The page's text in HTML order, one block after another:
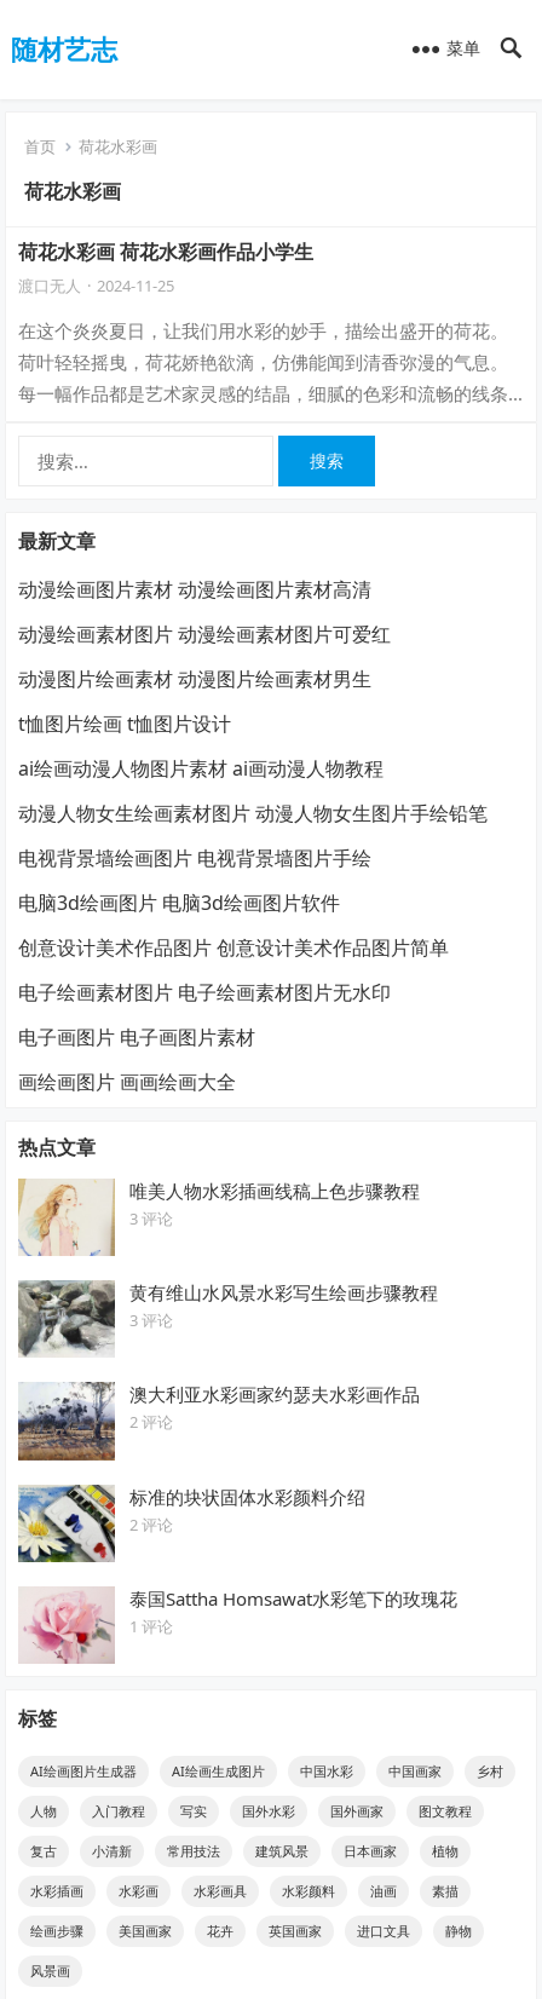
随材艺志 菜单
首页 荷花水彩画
荷花水彩画
荷花水彩画 荷花水彩画作品小学生
渡口无人 · 2024-11-25
在这个炎炎夏日，让我们用水彩的妙手，描绘出盛开的荷花。
荷叶轻轻摇曳，荷花娇艳欲滴，仿佛能闻到清香弥漫的气息。
每一幅作品都是艺术家灵感的结晶，细腻的色彩和流畅的线条
最新文章
动漫绘画图片素材 动漫绘画图片素材高清
动漫绘画素材图片 动漫绘画素材图片可爱红
动漫图片绘画素材 动漫图片绘画素材男生
t恤图片绘画 t恤图片设计
ai绘画动漫人物图片素材 ai画动漫人物教程
动漫人物女生绘画素材图片 动漫人物女生图片手绘铅笔
电视背景墙绘画图片 电视背景墙图片手绘
电脑3d绘画图片 电脑3d绘画图片软件
创意设计美术作品图片 创意设计美术作品图片简单
电子绘画素材图片 电子绘画素材图片无水印
电子画图片 电子画图片素材
画绘画图片 画画绘画大全
热点文章
唯美人物水彩插画线稿上色步骤教程
3 评论
黄有维山水风景水彩写生绘画步骤教程
3 评论
澳大利亚水彩画家约瑟夫水彩画作品
2 评论
标准的块状固体水彩颜料介绍
2 评论
泰国Sattha Homsawat水彩笔下的玫瑰花
1 评论
标签
AI绘画图片生成器 AI绘画生成图片 中国水彩 中国画家 乡村
人物 入门教程 写实 国外水彩 国外画家 图文教程
复古 小清新 常用技法 建筑风景 日本画家 植物
水彩插画 水彩画 水彩画具 水彩颜料 油画 素描
绘画步骤 美国画家 花卉 英国画家 进口文具 静物
风景画